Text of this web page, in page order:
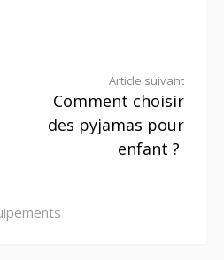
Article suivant
Comment choisir
des pyjamas pour
enfant ?